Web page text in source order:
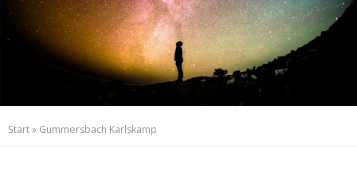
Start» Gummersbach Karlskamp